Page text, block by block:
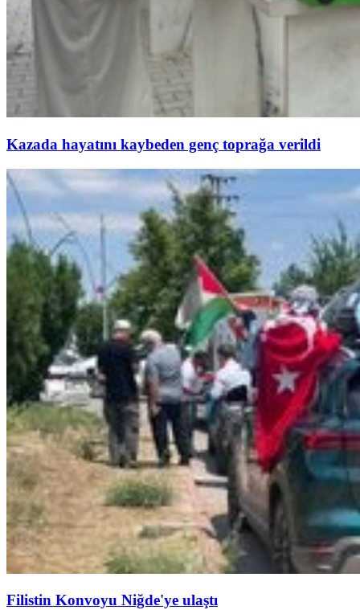
Kazada hayatını kaybeden genç toprağa verildi
Filistin Konvoyu Niğde'ye ulaştı